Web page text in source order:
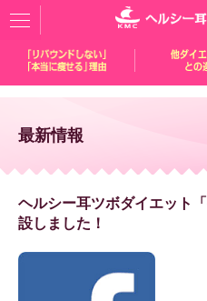
最新情報
ヘルシー耳ツボダイエット
設しました！